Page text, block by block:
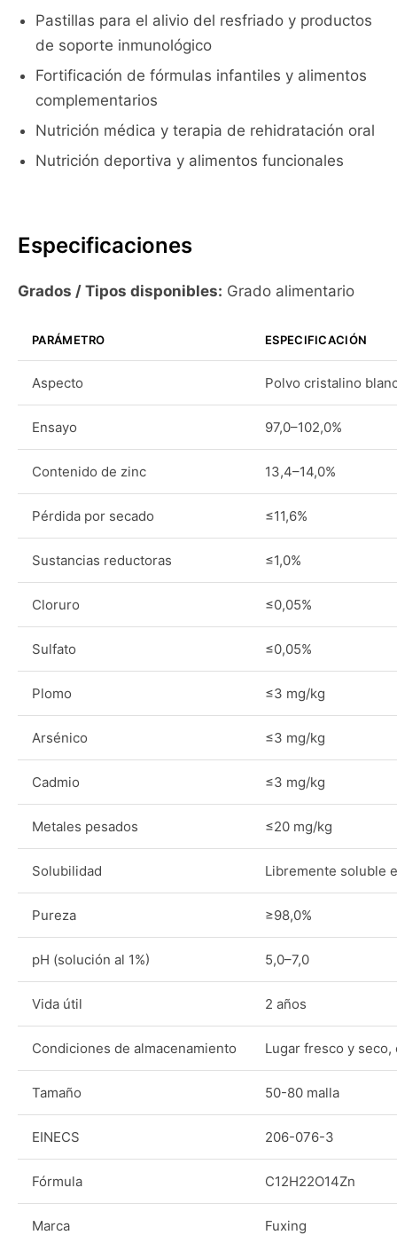
Pastillas para el alivio del resfriado y productos
de soporte inmunológico
Fortificación de fórmulas infantiles y alimentos
complementarios
Nutrición médica y terapia de rehidratación oral
Nutrición deportiva y alimentos funcionales
Especificaciones
Grados / Tipos disponibles: Grado alimentario
PARÁMETRO ESPECIFICACIÓN
Aspecto Polvo cristalino
Ensayo 97,0–102,0%
Contenido de zinc 13,4–14,0%
Pérdida por secado ≤11,6%
Sustancias reductoras ≤1,0%
Cloruro ≤0,05%
Sulfato ≤0,05%
Plomo ≤3 mg/kg
Arsénico ≤3 mg/kg
Cadmio ≤3 mg/kg
Metales pesados ≤20 mg/kg
Solubilidad Libremente soluble
Pureza ≥98,0%
pH (solución al 1%) 5,0–7,0
Vida útil 2 años
Condiciones de almacenamiento Lugar fresco y seco,
Tamaño 50-80 malla
EINECS 206-076-3
Fórmula C12H22O14Zn
Marca Fuxing